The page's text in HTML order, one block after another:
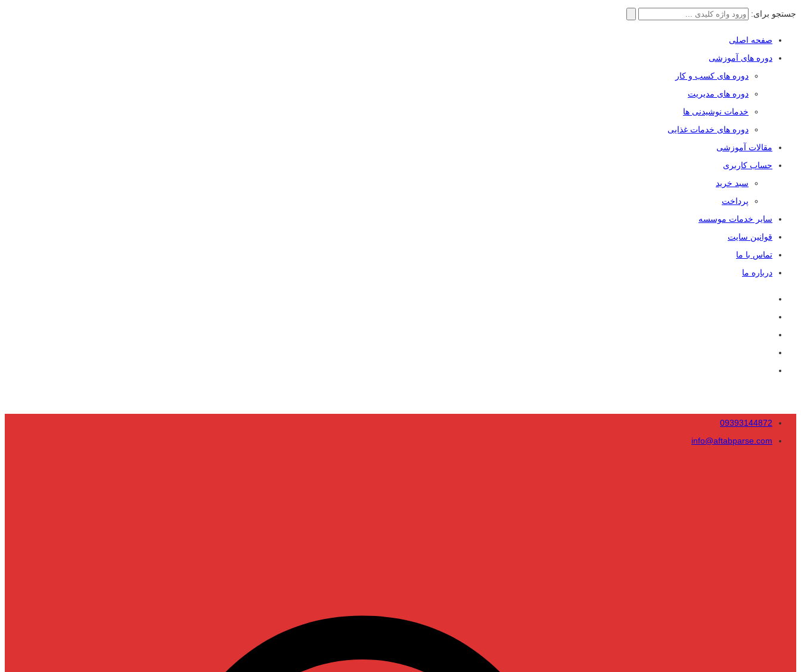
جستجو برای:
صفحه اصلی
دوره های آموزشی
دوره های کسب و کار
دوره های مدیریت
خدمات نوشیدنی ها
دوره های خدمات غذایی
مقالات آموزشی
حساب کاربری
سبد خرید
پرداخت
سایر خدمات موسسه
قوانین سایت
تماس با ما
درباره ما
09393144872
info@aftabparse.com